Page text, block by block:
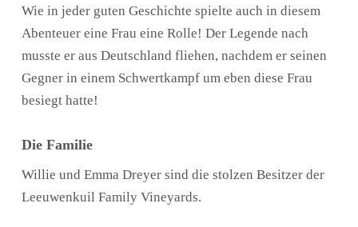
Wie in jeder guten Geschichte spielte auch in diesem
Abenteuer eine Frau eine Rolle! Der Legende nach
musste er aus Deutschland fliehen, nachdem er seinen
Gegner in einem Schwertkampf um eben diese Frau
besiegt hatte!
Die Familie
Willie und Emma Dreyer sind die stolzen Besitzer der
Leeuwenkuil Family Vineyards.